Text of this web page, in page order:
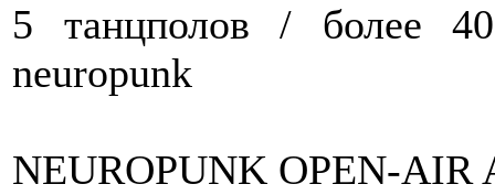
5 танцполов / более
neuropunk
NEUROPUNK OPEN-AIR